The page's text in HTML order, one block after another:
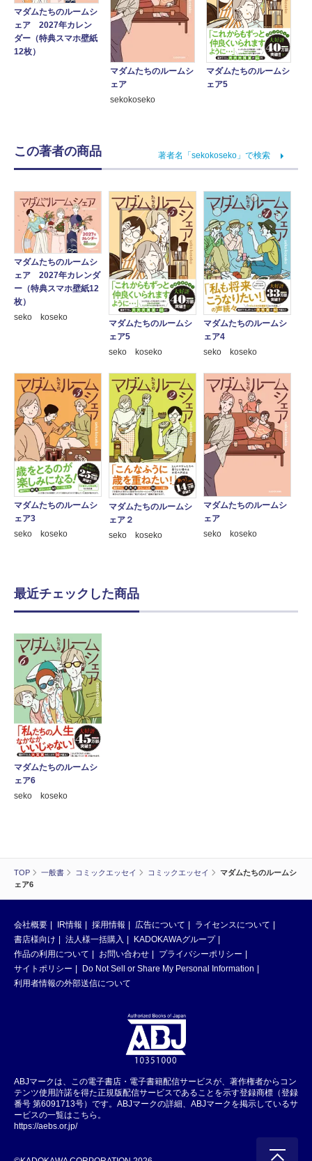
TOP 一般書 コミックエッセイ コミックエッセイ
マダムたちのルームシ
ェア6
マダムたちのルームシ
ェア 2027年カレン
ダー（特典スマホ壁紙
12枚）
マダムたちのルームシ
ェア
sekokoseko
マダムたちのルームシ
ェア5
この著者の商品 著者名「sekokoseko」で検索
マダムたちのルームシ
ェア 2027年カレンダ
ー（特典スマホ壁紙12
枚）
seko koseko
マダムたちのルームシ
ェア5
seko koseko
マダムたちのルームシ
ェア4
seko koseko
マダムたちのルームシ
ェア3
seko koseko
マダムたちのルームシ
ェア２
seko koseko
マダムたちのルームシ
ェア
seko koseko
最近チェックした商品
マダムたちのルームシ
ェア6
seko koseko
会社概要 IR情報 採用情報 広告について
ライセンスについて
書店様向け
法人様一括購入
KADOKAWAグループ
作品の利用について
お問い合わせ
プライバシーポリシー
サイトポリシー
Do Not Sell or Share My Personal Information
利用者情報の外部送信について
ABJマークは、この電子書店・電子書籍配信サービスが、著作権者からコン
テンツ使用許諾を得た正規版配信サービスであることを示す登録商標（登録
番号 第6091713号）です。ABJマークの詳細、ABJマークを掲示しているサ
ービスの一覧はこちら。
https://aebs.or.jp/